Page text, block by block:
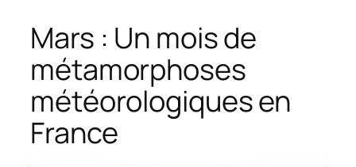
Mars : Un mois de
métamorphoses
météorologiques en
France